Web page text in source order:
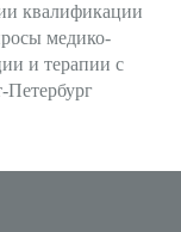
квалификации
медико-
и терапии с